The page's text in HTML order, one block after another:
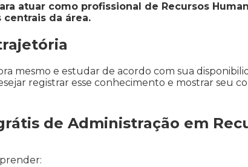
atuar como profissional de Recursos
da área.
mesmo e estudar de acordo com sua
registrar esse conhecimento e mostrar seu
de Administração em